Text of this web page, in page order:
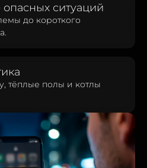
ситуаций
до короткого
тёплые полы и котлы